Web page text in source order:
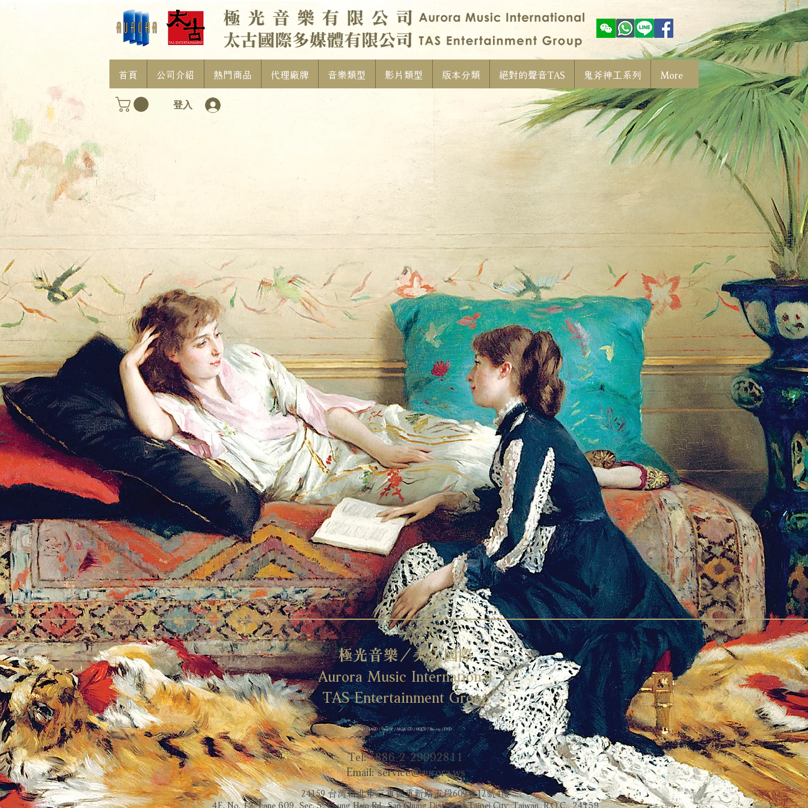
首頁 公司介紹 熱門商品 代理廠牌 音樂類型 影片類型 版本分類 絕對的聲音TAS 鬼斧神工系列 More
登入
極光音樂／太古國際
Aurora Music International
TAS Entertainment Group
CD / SACD / Vinyl LP / MQA-CD / HQCD / Blu-ray / DVD
Tel: +886-2-29992811
Email:service@aurora.ws
24159 台灣新北市三重區重新路五段609巷12號4樓
4F, No. 12, Lane 609, Sec. 5, Chung Hsin Rd., San Chung Dist, New Taipei City, Taiwan, R.O.C., 24159